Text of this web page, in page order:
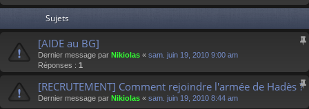
Sujets
[AIDE au BG]
Dernier message par Nikiolas « sam. juin 19, 2010 9:00 am
Réponses : 1
[RECRUTEMENT] Comment rejoindre l'armée de Hadès ?
Dernier message par Nikiolas « sam. juin 19, 2010 8:44 am